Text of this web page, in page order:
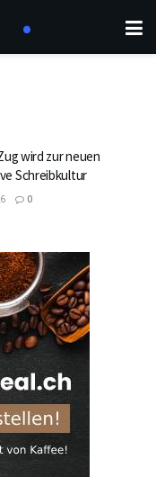
wird zur neuen
Schreibkultur
0